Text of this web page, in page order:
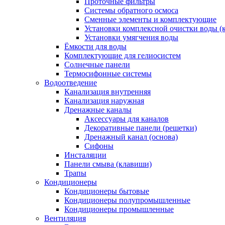
Системы обратного осмоса
Сменные элементы и комплектующие
Установки комплексной очистки воды
Установки умягчения воды
Ёмкости для воды
Комплектующие для гелиосистем
Солнечные панели
Термосифонные системы
Водоотведение
Канализация внутренняя
Канализация наружная
Дренажные каналы
Аксессуары для каналов
Декоративные панели (решетки)
Дренажный канал (основа)
Сифоны
Инсталяции
Панели смыва (клавиши)
Трапы
Кондиционеры
Кондиционеры бытовые
Кондиционеры полупромышленные
Кондиционеры промышленные
Вентиляция